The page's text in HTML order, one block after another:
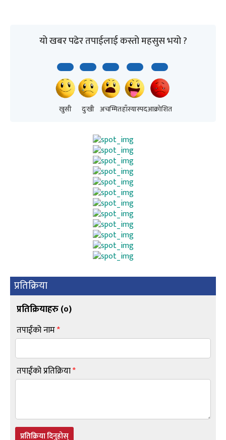
यो खबर पढेर तपाईलाई कस्तो महसुस भयो ?
खुसी दुःखी अचम्मितहाँस्यास्पदआक्रोशित
प्रतिक्रिया
प्रतिक्रियाहरु (०)
तपाईंको नाम*
तपाईंको प्रतिक्रिया*
प्रतिक्रिया दिनुहोस्